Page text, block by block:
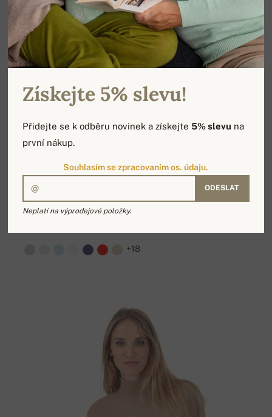
+18
Získejte 5% slevu!
Přidejte se k odběru novinek a získejte5% slevu na
první nákup.
Souhlasím se zpracovaním os. údaju.
ODESLAT
Neplatí na výprodejové položky.